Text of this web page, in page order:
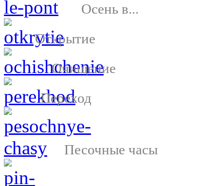
Осень в...
Открытие
Очищение
Переход
Песочные часы